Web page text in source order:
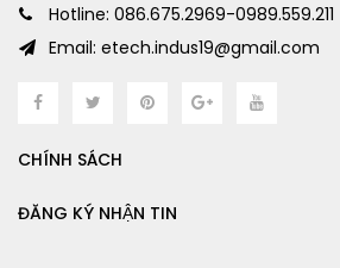
Hotline: 086.675.2969-0989.559.211
Email: etech.indus19@gmail.com
CHÍNH SÁCH
ĐĂNG KÝ NHẬN TIN